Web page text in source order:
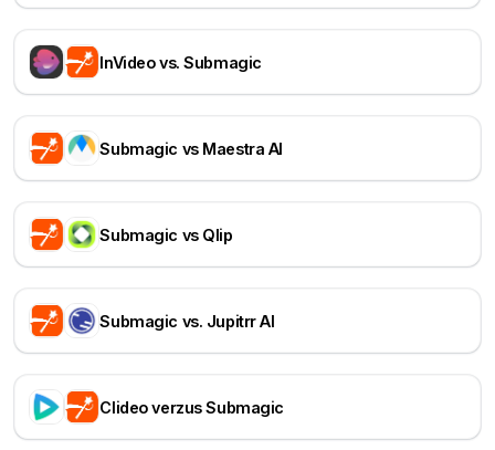
InVideo vs. Submagic
Submagic vs Maestra AI
Submagic vs Qlip
Submagic vs. Jupitrr AI
Clideo verzus Submagic